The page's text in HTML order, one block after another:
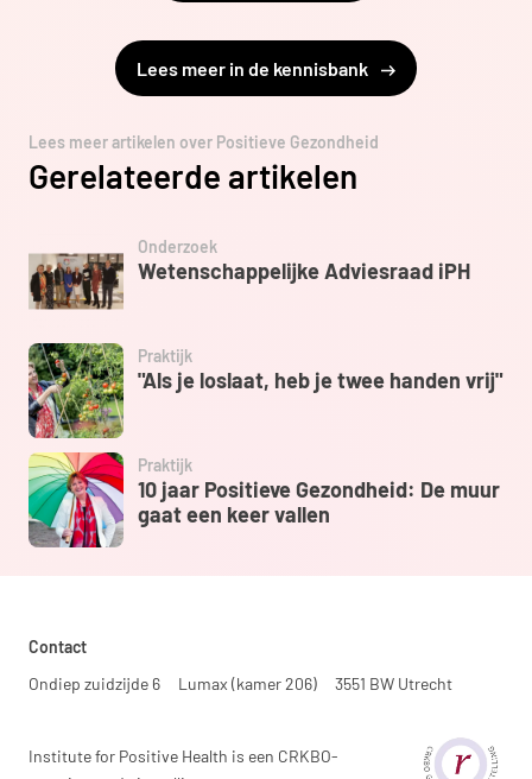
Lees meer in de kennisbank
Lees meer artikelen over Positieve Gezondheid
Gerelateerde artikelen
Onderzoek
Wetenschappelijke Adviesraad iPH
Praktijk
"Als je loslaat, heb je twee handen vrij"
Praktijk
10 jaar Positieve Gezondheid: De muur
gaat een keer vallen
Contact
Ondiep zuidzijde 6
Lumax (kamer 206) 3551 BW Utrecht
Institute for Positive Health is een CRKBO-